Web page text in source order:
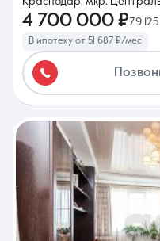
4 700 000 ₽79
В ипотеку от 51 687 ₽/мес